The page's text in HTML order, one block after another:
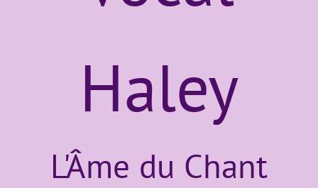
Haley
L'Âme du Chant